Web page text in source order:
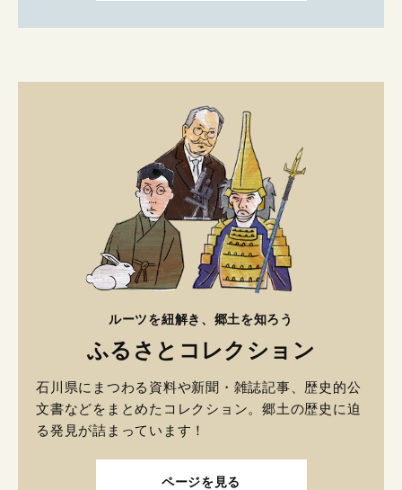
ルーツを紐解き、郷土を知ろう
ふるさとコレクション
石川県にまつわる資料や新聞・雑誌記事、歴史的公
文書などをまとめたコレクション。郷土の歴史に迫
る発見が詰まっています！
ページを見る